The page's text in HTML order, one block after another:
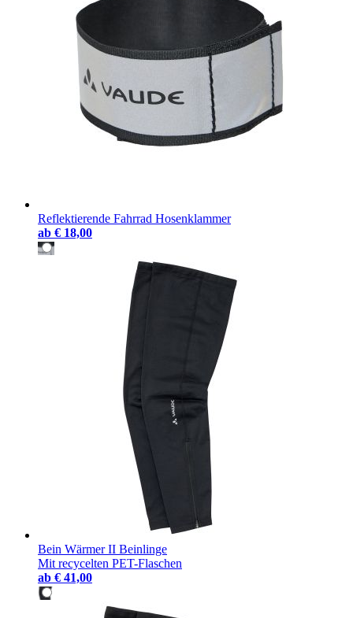
Reflektierende Fahrrad Hosenklammer
ab € 18,00
Bein Wärmer II Beinlinge
Mit recycelten PET-Flaschen
ab € 41,00